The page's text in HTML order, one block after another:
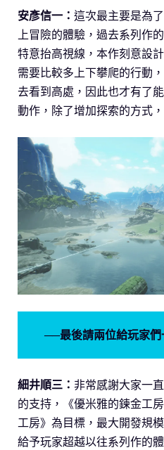
安彥信一： 這次最主要是為
上冒險的體驗，過去系列作
特意抬高視線，本作刻意設
需要比較多上下攀爬的行動
去看到高處，因此也才有了
動作，除了增加探索的方式
──最後請兩位給玩家們
細井順三： 非常感謝大家一
的支持，《優米雅的鍊金工
工房》為目標，最大開發規
給予玩家超越以往系列作的